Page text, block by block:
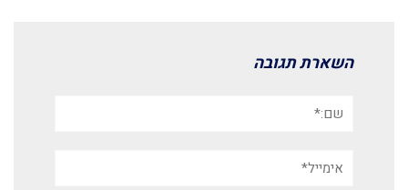
השארת תגובה